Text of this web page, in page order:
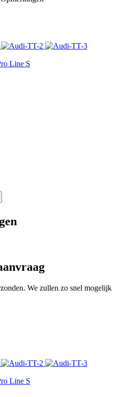
Line S
We zullen zo snel mogelijk
Line S